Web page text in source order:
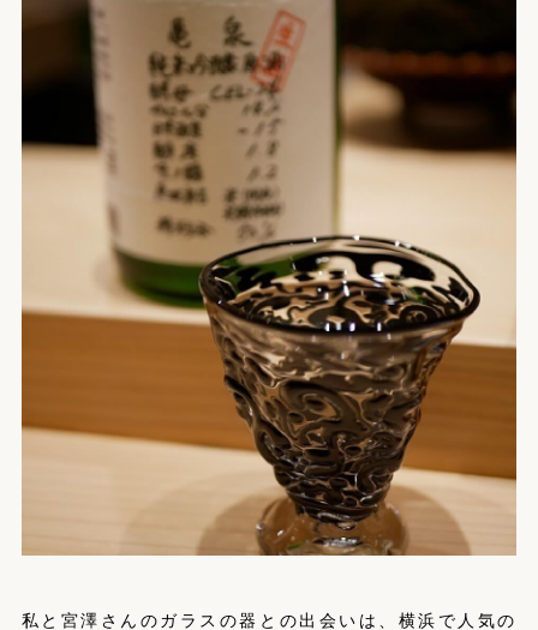
私と宮澤さんのガラスの器との出会いは、横浜で人気の